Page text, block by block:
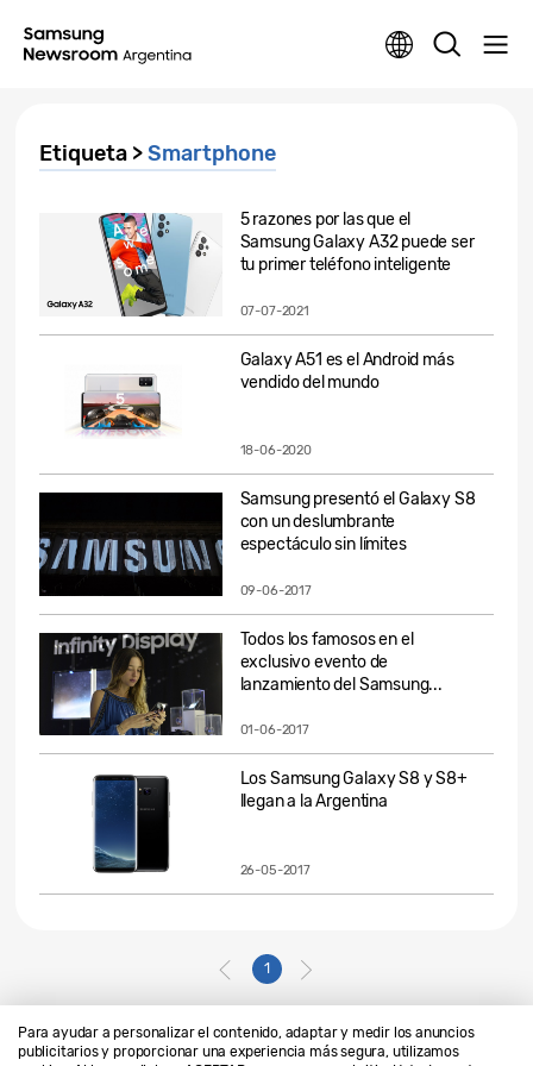
Para ayudar a personalizar el contenido, adaptar y medir los anuncios
publicitarios y proporcionar una experiencia más segura, utilizamos
Etiqueta >Smartphone
5 razones por las que el
Samsung Galaxy A32 puede ser
tu primer teléfono inteligente
07-07-2021
Galaxy A51 es el Android más
vendido del mundo
18-06-2020
Samsung presentó el Galaxy S8
con un deslumbrante
espectáculo sin límites
09-06-2017
Todos los famosos en el
exclusivo evento de
lanzamiento del Samsung...
01-06-2017
Los Samsung Galaxy S8 y S8+
llegan a la Argentina
26-05-2017
1